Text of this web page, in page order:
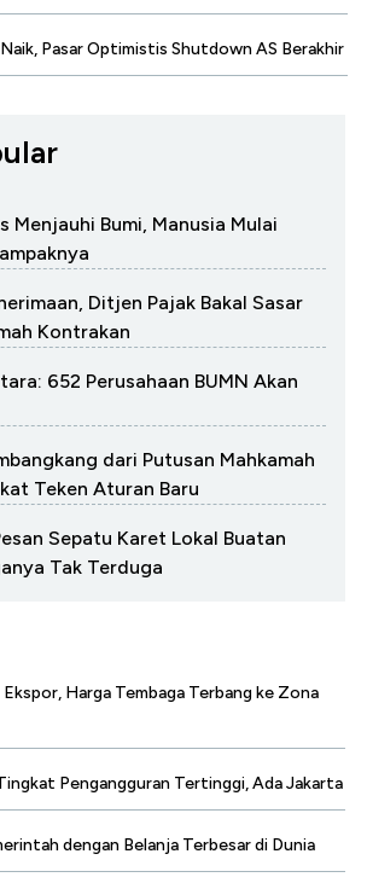
Pasar Optimistis Shutdown AS Berakhir
Menjauhi Bumi, Manusia Mulai
Ditjen Pajak Bakal Sasar
Kontrakan
652 Perusahaan BUMN Akan
dari Putusan Mahkamah
Teken Aturan Baru
Sepatu Karet Lokal Buatan
Tak Terduga
Harga Tembaga Terbang ke Zona
Pengangguran Tertinggi, Ada Jakarta
dengan Belanja Terbesar di Dunia